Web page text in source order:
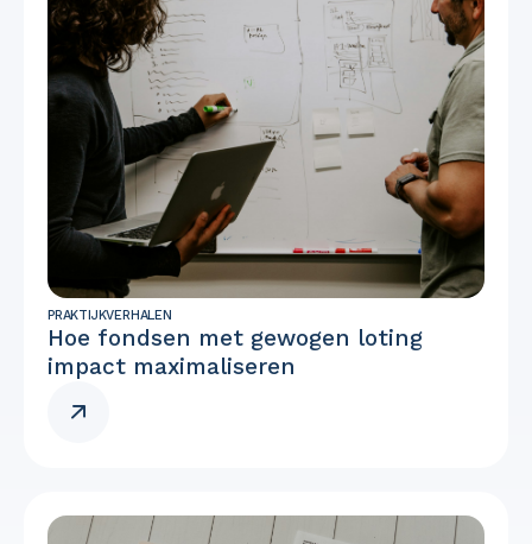
PRAKTIJKVERHALEN
Hoe fondsen met gewogen loting
impact maximaliseren